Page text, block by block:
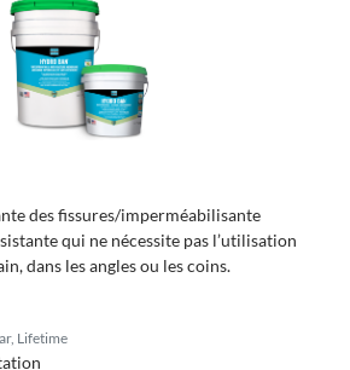
des fissures/imperméabilisante
qui ne nécessite pas l’utilisation
dans les angles ou les coins.
Lifetime